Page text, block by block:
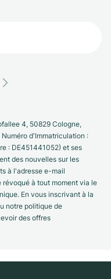
4, 50829 Cologne,
d'Immatriculation :
: DE451441052) et ses
des nouvelles sur les
à l'adresse e-mail
à tout moment via le
En vous inscrivant à la
notre politique de
des offres